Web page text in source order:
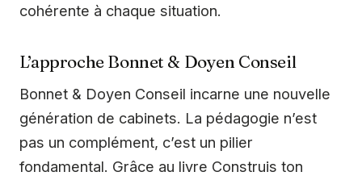
cohérente à chaque situation.
L’approche Bonnet & Doyen Conseil
Bonnet & Doyen Conseil incarne une nouvelle
génération de cabinets. La pédagogie n’est
pas un complément, c’est un pilier
fondamental. Grâce au livre Construis ton